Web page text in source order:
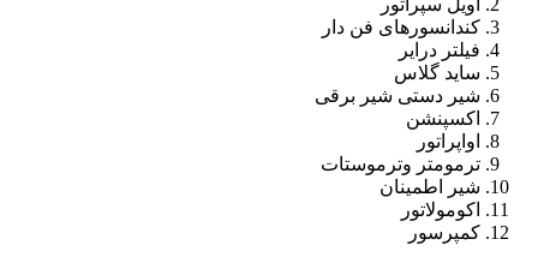
اویل سپراتور
کندانسورهای فن دار
فیلتر درایر
ساید گلاس
شیر دستی شیر برقی
اکسپنشن
اواپراتور
ترمومتر وترموستات
شیر اطمینان
اکومولاتور
کمپرسور